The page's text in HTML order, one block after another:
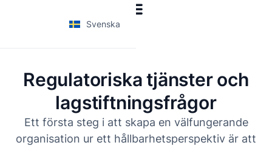
Svenska
Regulatoriska tjänster och
lagstiftningsfrågor
Ett första steg i att skapa en välfungerande
organisation ur ett hållbarhetsperspektiv är att